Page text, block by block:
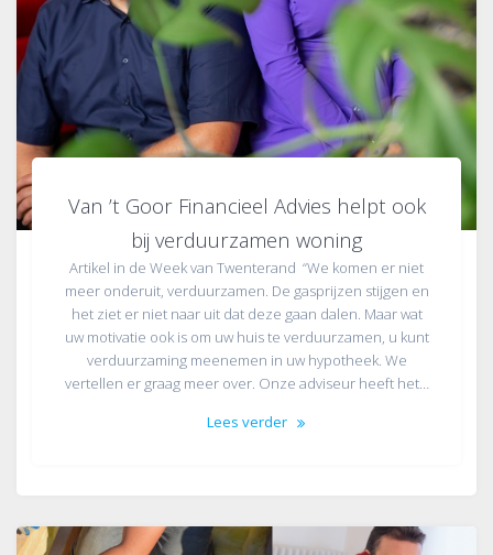
Van ’t Goor Financieel Advies helpt ook
bij verduurzamen woning
Artikel in de Week van Twenterand “We komen er niet
meer onderuit, verduurzamen. De gasprijzen stijgen en
het ziet er niet naar uit dat deze gaan dalen. Maar wat
uw motivatie ook is om uw huis te verduurzamen, u kunt
verduurzaming meenemen in uw hypotheek. We
vertellen er graag meer over. Onze adviseur heeft het…
Lees verder